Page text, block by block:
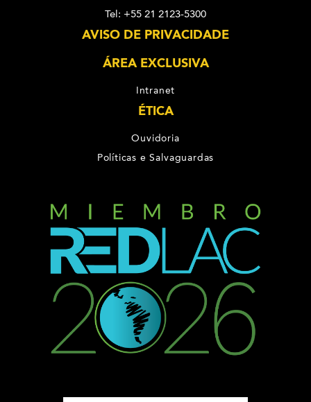
Tel: +55 21 2123-5300
AVISO DE PRIVACIDADE
ÁREA EXCLUSIVA
Intranet
ÉTICA
Ouvidoria
Políticas e Salvaguardas